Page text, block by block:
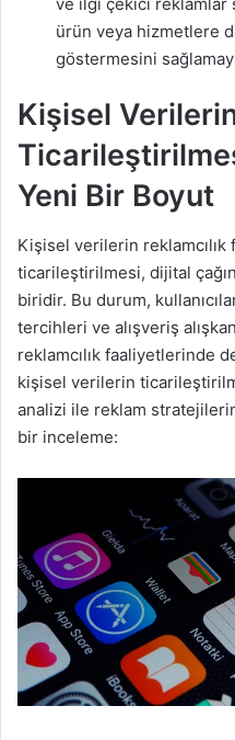
ürün veya hizmetlere
göstermesini
Kişisel
Yeni Bir Boyut
Kişisel verilerin
ticarileştirilmesi, dijital
biridir. Bu durum,
tercihleri ve alışveriş
reklamcılık faaliyetlerinde
kişisel verilerin
analizi ile reklam
bir inceleme: